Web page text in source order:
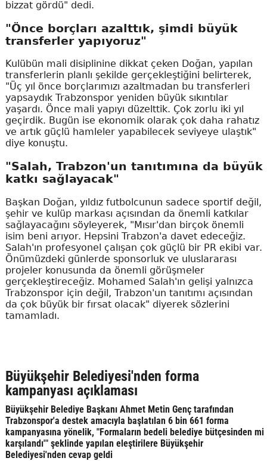
bizzat gördü" dedi.
"Önce borçları azalttık, şimdi büyük
transferler yapıyoruz"
Kulübün mali disiplinine dikkat çeken Doğan, yapılan
transferlerin planlı şekilde gerçekleştiğini belirterek,
"Üç yıl önce borçlarımızı azaltmadan bu transferleri
yapsaydık Trabzonspor yeniden büyük sıkıntılar
yaşardı. Önce mali yapıyı düzelttik. Çok zorlu iki yıl
geçirdik. Bugün ise ekonomik olarak çok daha rahatız
ve artık güçlü hamleler yapabilecek seviyeye ulaştık"
diye konuştu.
"Salah, Trabzon'un tanıtımına da büyük
katkı sağlayacak"
Başkan Doğan, yıldız futbolcunun sadece sportif değil,
şehir ve kulüp markası açısından da önemli katkılar
sağlayacağını söyleyerek, "Mısır'dan birçok önemli
isim beni arıyor. Hepsini Trabzon'a davet edeceğiz.
Salah'ın profesyonel çalışan çok güçlü bir PR ekibi var.
Önümüzdeki günlerde sponsorluk ve uluslararası
projeler konusunda da önemli görüşmeler
gerçekleştireceğiz. Mohamed Salah'ın gelişi yalnızca
Trabzonspor için değil, Trabzon'un tanıtımı açısından
da çok büyük bir fırsat olacak" diyerek sözlerini
tamamladı.
Büyükşehir Belediyesi'nden forma
kampanyası açıklaması
Büyükşehir Belediye Başkanı Ahmet Metin Genç tarafından
Trabzonspor'a destek amacıyla başlatılan 6 bin 661 forma
kampanyasına yönelik, "Formaların bedeli belediye bütçesinden mi
karşılandı'" şeklinde yapılan eleştirilere Büyükşehir
Belediyesi'nden cevap geldi